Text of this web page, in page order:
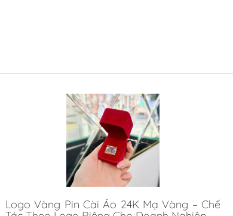
Logo Vàng Pin Cài Áo 24K Mạ Vàng – Chế